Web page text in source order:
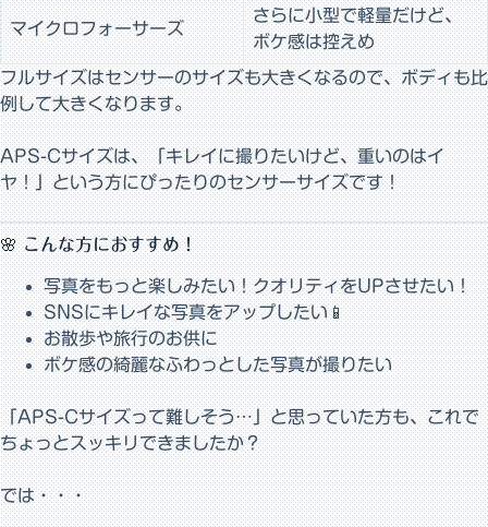
マイクロフォーサーズ
さらに小型で軽量だけど、
ボケ感は控えめ
フルサイズはセンサーのサイズも大きくなるので、ボディも比
例して大きくなります。
APS-Cサイズは、「キレイに撮りたいけど、重いのはイ
ヤ！」という方にぴったりのセンサーサイズです！
🌸 こんな方におすすめ！
写真をもっと楽しみたい！クオリティをUPさせたい！
SNSにキレイな写真をアップしたい📱
お散歩や旅行のお供に
ボケ感の綺麗なふわっとした写真が撮りたい
「APS-Cサイズって難しそう…」と思っていた方も、これで
ちょっとスッキリできましたか？
では・・・